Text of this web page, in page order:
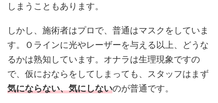
しまうこともあります。
しかし、施術者はプロで、普通はマスクをしていま
す。Ｏラインに光やレーザーを与える以上、どうな
るかは熟知しています。オナラは生理現象ですの
で、仮におならをしてしまっても、スタッフはまず
気にならない、気にしないのが普通です。